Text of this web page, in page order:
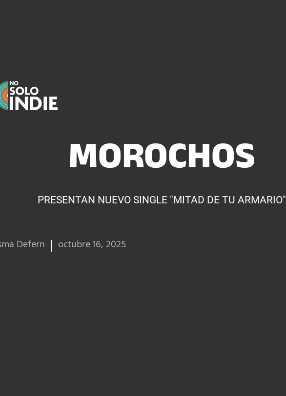
MOROCHOS
PRESENTAN NUEVO SINGLE "MITAD DE TU ARMARIO"
Defern octubre 16, 2025